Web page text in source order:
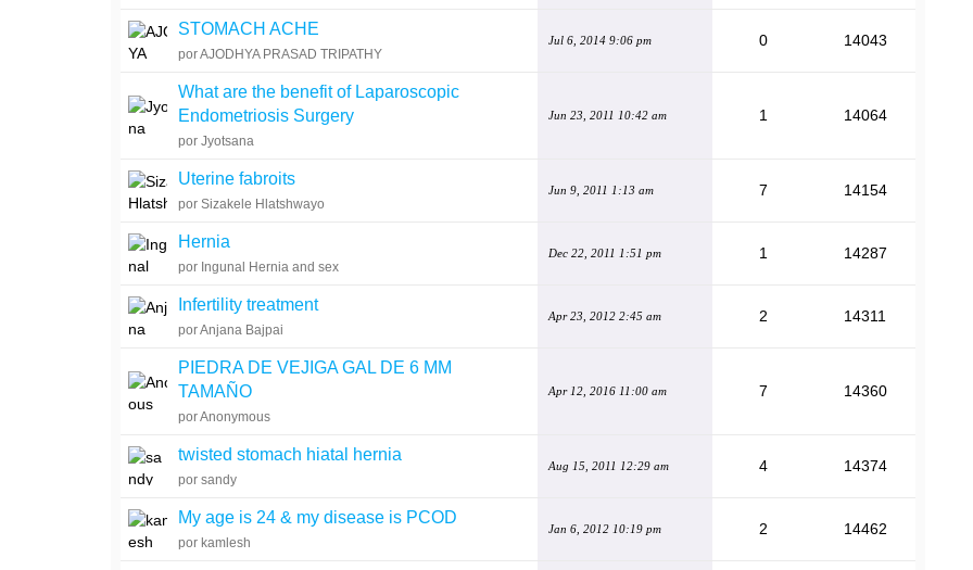
STOMACH ACHE
por AJODHYA PRASAD TRIPATHY
Jul 6, 2014 9:06 pm 0 14043
What are the benefit of Laparoscopic
Endometriosis Surgery
por Jyotsana
Jun 23, 2011 10:42 am 1 14064
Uterine fabroits
por Sizakele Hlatshwayo
Jun 9, 2011 1:13 am 7 14154
Hernia
por Ingunal Hernia and sex
Dec 22, 2011 1:51 pm 1 14287
Infertility treatment
por Anjana Bajpai
Apr 23, 2012 2:45 am 2 14311
PIEDRA DE VEJIGA GAL DE 6 MM
TAMAÑO
por Anonymous
Apr 12, 2016 11:00 am 7 14360
twisted stomach hiatal hernia
por sandy
Aug 15, 2011 12:29 am 4 14374
My age is 24 & my disease is PCOD
por kamlesh
Jan 6, 2012 10:19 pm 2 14462